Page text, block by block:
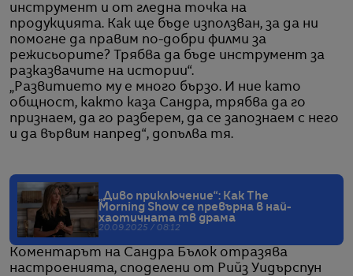
инструмент и от гледна точка на
продукцията. Как ще бъде използван, за да ни
помогне да правим по-добри филми за
режисьорите? Трябва да бъде инструмент за
разказвачите на истории“.
„Развитието му е много бързо. И ние като
общност, както каза Сандра, трябва да го
признаем, да го разберем, да се запознаем с него
и да вървим напред“, допълва тя.
„Диво приключение“: Как The
Morning Show се превърна в най-
хаотичната тв драма
20.09.2025 / 08:12
Коментарът на Сандра Бълок отразява
настроенията, споделени от Рийз Уидърспун